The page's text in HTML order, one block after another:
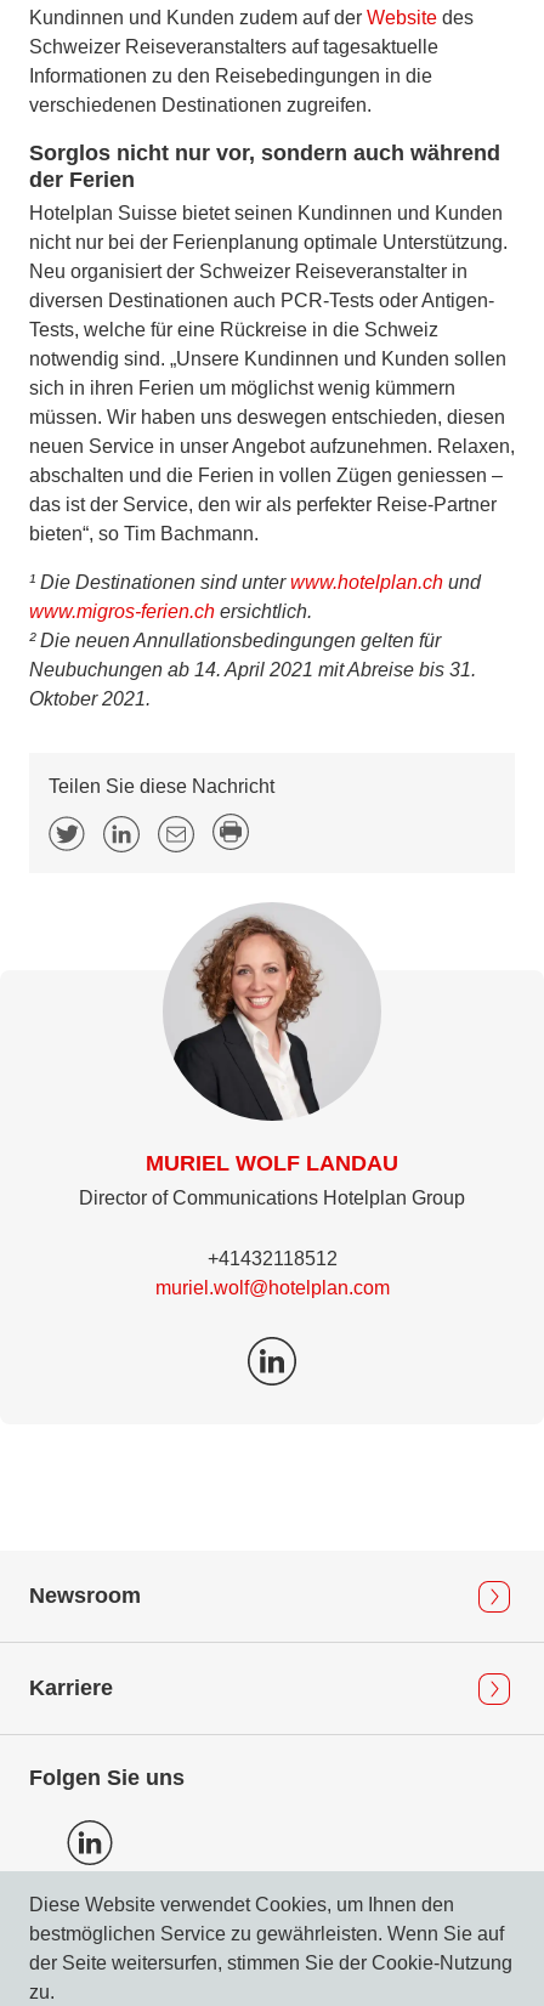
Kundinnen und Kunden zudem auf der Website des
Schweizer Reiseveranstalters auf tagesaktuelle
Informationen zu den Reisebedingungen in die
verschiedenen Destinationen zugreifen.
Sorglos nicht nur vor, sondern auch während
der Ferien
Hotelplan Suisse bietet seinen Kundinnen und Kunden
nicht nur bei der Ferienplanung optimale Unterstützung.
Neu organisiert der Schweizer Reiseveranstalter in
diversen Destinationen auch PCR-Tests oder Antigen-
Tests, welche für eine Rückreise in die Schweiz
notwendig sind. „Unsere Kundinnen und Kunden sollen
sich in ihren Ferien um möglichst wenig kümmern
müssen. Wir haben uns deswegen entschieden, diesen
neuen Service in unser Angebot aufzunehmen. Relaxen,
abschalten und die Ferien in vollen Zügen geniessen –
das ist der Service, den wir als perfekter Reise-Partner
bieten“, so Tim Bachmann.
¹ Die Destinationen sind unterwww.hotelplan.ch und
www.migros-ferien.ch ersichtlich.
² Die neuen Annullationsbedingungen gelten für
Neubuchungen ab 14. April 2021 mit Abreise bis 31.
Oktober 2021.
Teilen Sie diese Nachricht
MURIEL WOLF LANDAU
Director of Communications Hotelplan Group
+41432118512
muriel.wolf@hotelplan.com
Newsroom
Karriere
Folgen Sie uns
Datenschutz
Impressum & Compliance
Diese Website verwendet Cookies, um Ihnen den
bestmöglichen Service zu gewährleisten. Wenn Sie auf
der Seite weitersurfen, stimmen Sie der Cookie-Nutzung
zu.